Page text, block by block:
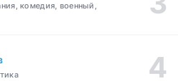
комедия, военный,